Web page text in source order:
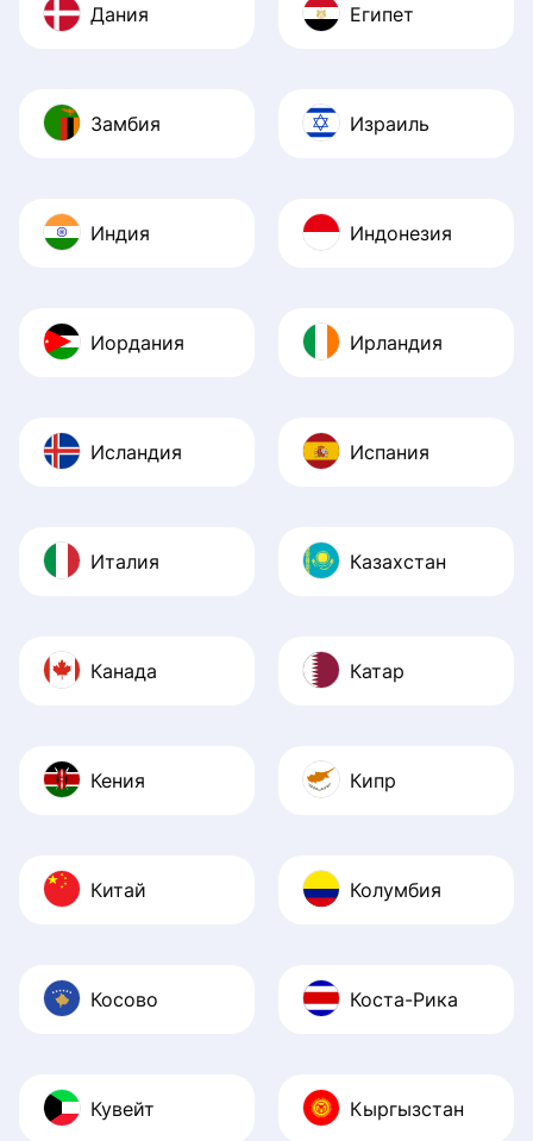
Дания Египет
Замбия Израиль
Индия Индонезия
Иордания Ирландия
Исландия Испания
Италия Казахстан
Канада Катар
Кения Кипр
Китай Колумбия
Косово Коста-Рика
Кувейт Кыргызстан